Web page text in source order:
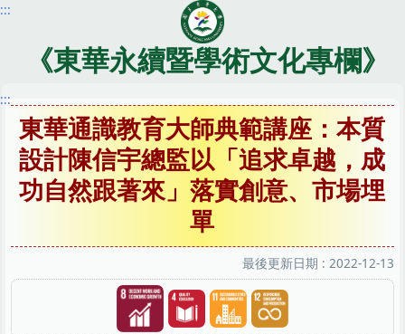
跳
內
區
:::
《東華永續暨學術文化專欄》
:::
東華通識教育大師典範講座：本質
設計陳信宇總監以「追求卓越，成
功自然跟著來」落實創意、市場埋
單
最後更新日期 : 2022-12-13